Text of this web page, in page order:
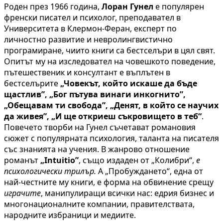
Роден през 1966 година, Лоран Гунел е популярен
френски писател и психолог, преподавател в
Университета в Клермон-Феран, експерт по
личностно развитие и невролингвистично
програмиране, чиито книги са бестселъри в цял свят.
Опитът му на изследовател на човешкото поведение,
пътешественик и консултант е въплътен в
бестселърите „Човекът, който искаше да бъде
щастлив”, „Бог пътува винаги инкогнито”,
„Обещавам ти свобода”, „Денят, в който се научих
да живея”, „И ще откриеш съкровището в теб“.
Повечето творби на Гунел съчетават романовия
сюжет с популярната психология, таланта на писателя
със знанията на учения. В жанрово отношение
романът „Intuitio”, също издаден от „Колибри“, е
психологически трилър. А „Пробуждането“, една от
най-честните му книги, е форма на обвинение срещу
играчите, манипулиращи всички нас: едрия бизнес и
многонационалните компании, правителствата,
народните избраници и медиите.